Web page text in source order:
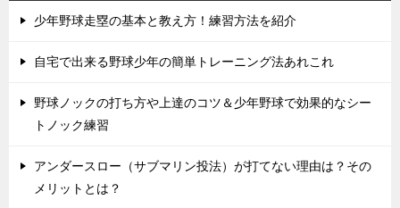
少年野球走塁の基本と教え方！練習方法を紹介
自宅で出来る野球少年の簡単トレーニング法あれこれ
野球ノックの打ち方や上達のコツ＆少年野球で効果的なシー
トノック練習
アンダースロー（サブマリン投法）が打てない理由は？その
メリットとは？